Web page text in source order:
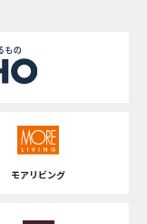
モアリビング